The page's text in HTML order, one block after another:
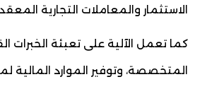
الاستثمار والمعاملات التجارية
كما تعمل الآلية على تعبئة الخبرات
المتخصصة، وتوفير الموارد المالية